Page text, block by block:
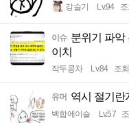
강슬기 Lv.94
이슈 분위기 파악
이치
작두콩차 Lv.84 조
유머 역시 절기란
백합에이슬 Lv.57